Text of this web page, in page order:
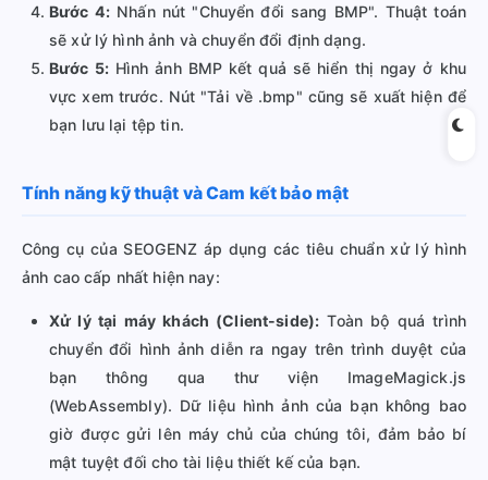
Bước 4:Nhấn nút "Chuyển đổi sang BMP". Thuật toán
sẽ xử lý hình ảnh và chuyển đổi định dạng.
Bước 5:Hình ảnh BMP kết quả sẽ hiển thị ngay ở khu
vực xem trước. Nút "Tải về .bmp" cũng sẽ xuất hiện để
bạn lưu lại tệp tin.
Tính năng kỹ thuật và Cam kết bảo mật
Công cụ của SEOGENZ áp dụng các tiêu chuẩn xử lý hình
ảnh cao cấp nhất hiện nay:
Xử lý tại máy khách (Client-side): Toàn bộ quá trình
chuyển đổi hình ảnh diễn ra ngay trên trình duyệt của
bạn thông qua thư viện ImageMagick.js
(WebAssembly). Dữ liệu hình ảnh của bạn không bao
giờ được gửi lên máy chủ của chúng tôi, đảm bảo bí
mật tuyệt đối cho tài liệu thiết kế của bạn.